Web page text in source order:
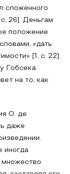
сложенного
26]. Деньгам
положение
«дать
[1, c. 22].
Гобсека
на то, как
О. де
даже
иногда
множество